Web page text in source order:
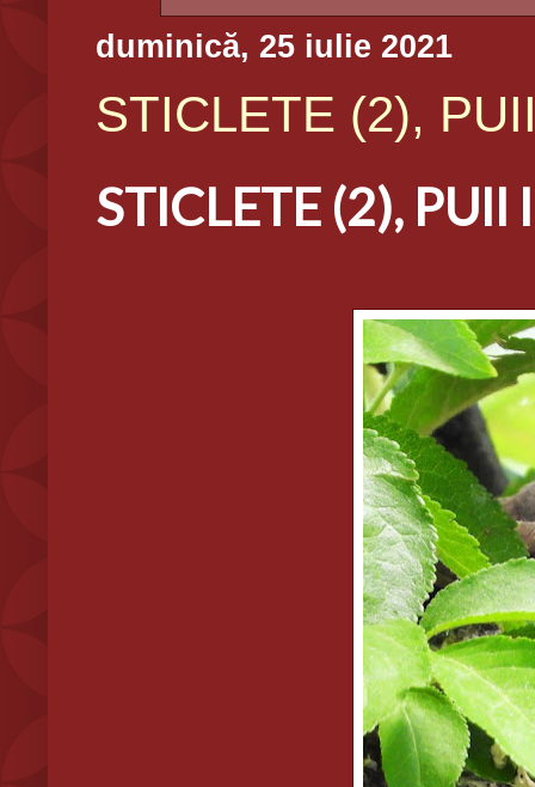
duminică, 25 iulie 2021
STICLETE (2),
STICLETE (2),